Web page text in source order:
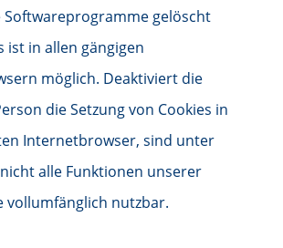
gelöscht
ist in allen gängigen
möglich. Deaktiviert die
die Setzung von Cookies in
Internetbrowser, sind unter
alle Funktionen unserer
vollumfänglich nutzbar.